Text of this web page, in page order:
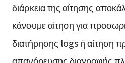
διάρκεια της αίτησης
κάνουμε αίτηση για
διατήρησης logs ή αίτηση